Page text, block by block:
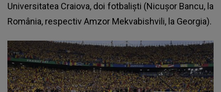
Universitatea Craiova, doi fotbaliști (Nicușor Bancu, la
România, respectiv Amzor Mekvabishvili, la Georgia).